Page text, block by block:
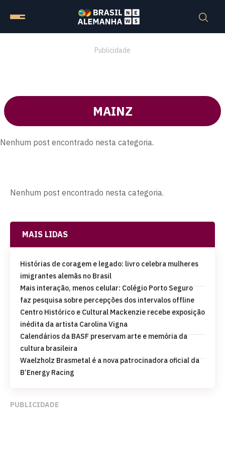
Publicidade
MAINZ
Nenhum post encontrado nesta categoria.
Nenhum post encontrado nesta categoria.
MAIS LIDAS
Histórias de coragem e legado: livro celebra mulheres
imigrantes alemãs no Brasil
Mais interação, menos celular: Colégio Porto Seguro
faz pesquisa sobre percepções dos intervalos offline
Centro Histórico e Cultural Mackenzie recebe exposição
inédita da artista Carolina Vigna
Calendários da BASF preservam arte e memória da
cultura brasileira
Waelzholz Brasmetal é a nova patrocinadora oficial da
B’Energy Racing
PUBLICIDADE